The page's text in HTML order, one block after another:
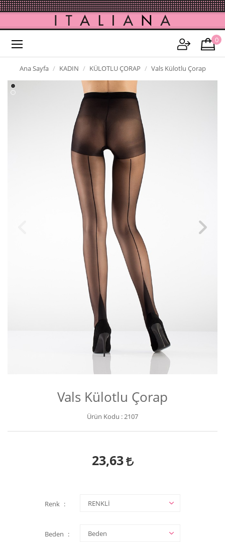
0
Ana Sayfa KADIN KÜLOTLU ÇORAP Vals Külotlu Çorap
Vals Külotlu Çorap
Ürün Kodu :2107
23,63
Renk
Beden